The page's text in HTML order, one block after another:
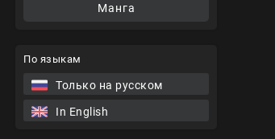
По языкам
Только на русском
In English
Манга